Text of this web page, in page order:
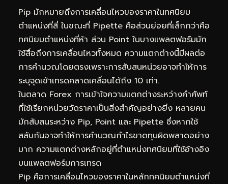
Pip มักหมายถึงการเคลื่อนไหวของราคาในทศนิยม
ตำแหน่งที่สี่ ในขณะที่ Pipette คือส่วนย่อยที่เล็กกว่าคือ
ทศนิยมตำแหน่งที่ห้า ส่วน Point ในบางแพลตฟอร์มมัก
ใช้สื่อถึงการเคลื่อนไหวทั้งหมด ความแตกต่างนี้มีผลต่อ
การคำนวณโดยตรงเพราะการสับสนหน่วยอาจทำให้การ
ระบุจุดเข้าเทรดคลาดเคลื่อนได้ถึง 10 เท่า.
ในตลาด Forex การเข้าใจความแตกต่างระหว่างคำศัพท์
ที่ใช้เรียกหน่วยวัดราคาเป็นสิ่งสำคัญอย่างยิ่ง หลายคน
มักสับสนระหว่าง Pip, Point และ Pipette ซึ่งหากใช้
สลับกันอาจทำให้การคำนวณกำไรขาดทุนผิดพลาดอย่าง
มาก ความแตกต่างหลักอยู่ที่ตำแหน่งทศนิยมที่ใช้อ้างอิง
บนแพลตฟอร์มการเทรด
Pip คือการเคลื่อนไหวของราคาในหลักทศนิยมตำแหน่งที่